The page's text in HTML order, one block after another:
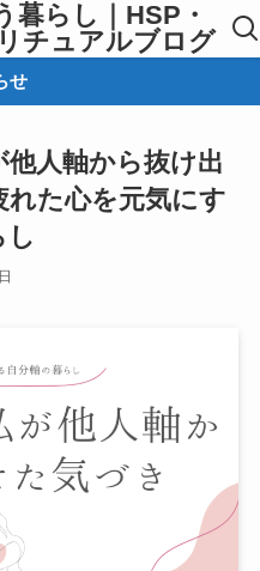
暮らし｜HSP・
チュアルブログ
せ
人軸から抜け出
た心を元気にす
し